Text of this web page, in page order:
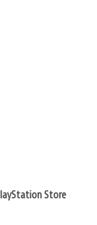
Store